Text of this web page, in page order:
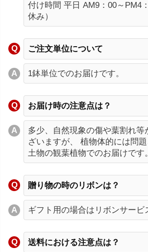
付け時間 平日 AM9：00～PM4
休み）
ご注文単位について
1鉢単位でのお届けです。
お届け時の注意点は？
多少、自然現象の傷や葉割れ等
ざいますが、 植物体的には問題
土物の観葉植物でのお届けです。
贈り物の時のリボンは？
ギフト用の場合はリボンサービ
送料における注意点は？